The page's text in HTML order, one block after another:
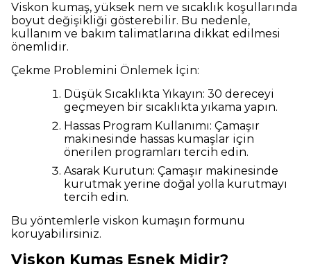
Viskon kumaş, yüksek nem ve sıcaklık koşullarında
boyut değişikliği gösterebilir. Bu nedenle,
kullanım ve bakım talimatlarına dikkat edilmesi
önemlidir.
Çekme Problemini Önlemek İçin:
Düşük Sıcaklıkta Yıkayın: 30 dereceyi
geçmeyen bir sıcaklıkta yıkama yapın.
Hassas Program Kullanımı: Çamaşır
makinesinde hassas kumaşlar için
önerilen programları tercih edin.
Asarak Kurutun: Çamaşır makinesinde
kurutmak yerine doğal yolla kurutmayı
tercih edin.
Bu yöntemlerle viskon kumaşın formunu
koruyabilirsiniz.
Viskon Kumaş Esnek Midir?